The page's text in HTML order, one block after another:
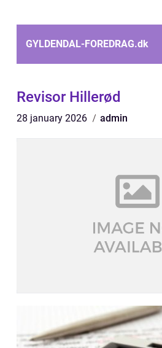
GYLDENDAL-FOREDRAG.dk
Revisor Hillerød
28 january 2026 admin